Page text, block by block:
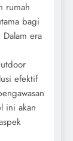
rumah
bagi
era
efektif
ini akan